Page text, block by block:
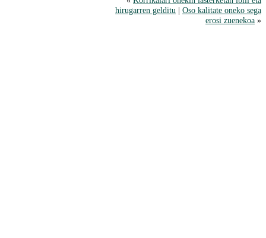
hirugarren gelditu | Oso kalitate oneko sega
erosi zuenekoa »